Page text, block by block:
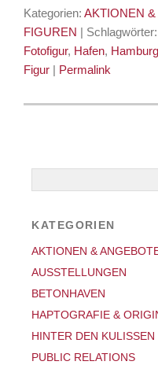
Kategorien:AKTIONEN
FIGUREN |
Fotofigur, Hafen, Hamburg
Figur | Permalink
KATEGORIEN
AKTIONEN &
AUSSTELLUNGEN
BETONHAVEN
HAPTOGRAFIE &
HINTER DEN KULISSEN
PUBLIC RELATIONS